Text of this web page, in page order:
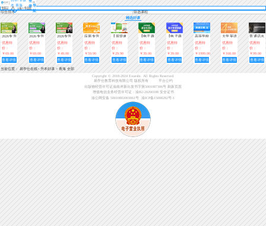
本 青海
登
录导
航
综合排序
筛选课程
精选好课
2026专升
本春季
班-0基础
入门（英
语）【已
结课】
优惠特
价：
￥69.00
查看详情
2026专升
本春季
班-0基础
入门（数
学）【已
结课】
优惠特
价：
￥69.00
查看详情
2026专升
本春季
班-0基础
入门（语
文）【已
结课】
优惠特
价：
￥49.00
查看详情
应届专升
本初级入
门（英
语）视频
+资料
优惠特
价：
￥59.90
查看详情
【现货速
发】全国
专升本英
语词汇一
本好词
优惠特
价：
￥29.90
查看详情
【电子题
库】大学
英语语法
与词汇
600题
优惠特
价：
￥39.00
查看详情
【电子题
库】大学
英语高分
专项突破
800题
优惠特
价：
￥39.00
查看详情
高等学校
英语三
级-A（英
语A级）
优惠特
价：
￥1999.00
查看详情
大学英语
四级考试
全科强化
课适用于
全国地区
优惠特
价：
￥168.00
查看详情
普通话水
平考试精
讲
优惠特
价：
￥99.00
查看详情
当前位置：易学仕在线> 升本好课 > 青海 全部
Copyright © 2018-2024 Exueshi. All Rights Reserved.
易学仕教育科技有限公司 版权所有
平台公约
出版物经营许可证渝南岸新出发书字第5001087306号
刷新页面
增值电信业务经营许可证：渝B2-20200188 安全证书
渝公网安备 50010802003061号
渝ICP备15008282号-1